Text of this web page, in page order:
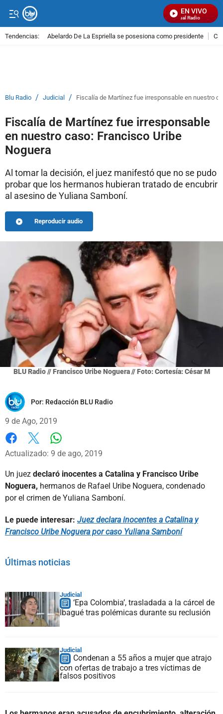
EN VIVO
Señal Visual Radio
Tendencias: Abelardo De La Espriella se posesiona como presidente
Blu Radio / Judicial / Fiscalía de Martínez fue irresponsable en nuestro
Fiscalía de Martínez fue irresponsable
en nuestro caso: Francisco Uribe
Noguera
Al tomar la decisión, el juez manifestó que no se pudo
probar que los hermanos hubieran tratado de encubrir
al asesino de Yuliana Samboní.
Reproducir audio
BLU Radio // Francisco Uribe Noguera // Foto: Cortesía: César M
Por: Redacción BLU Radio
9 de Ago, 2019
Facebook
X
Actualizado: 9 de ago, 2019
Un juez declaró inocentes a Catalina y Francisco Uribe
Noguera, hermanos de Rafael Uribe Noguera, condenado
por el crimen de Yuliana Samboní.
Le puede interesar: Juez declara inocentes a Catalina y
Francisco Uribe Noguera por caso Yuliana Samboní
Últimas noticias
Judicial
‘Epa Colombia’, trasladada a la cárcel de
Ibagué tras polémicas durante su reclusión
Judicial
Condenan a 55 años a mujer que atrajo
con ofertas de trabajo a tres víctimas de
falsos positivos